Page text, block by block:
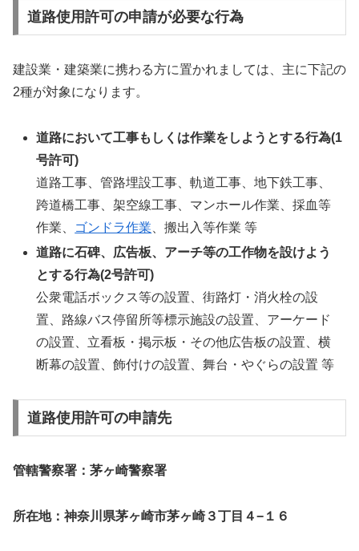
道路使用許可の申請が必要な行為
建設業・建築業に携わる方に置かれましては、主に下記の
2種が対象になります。
道路において工事もしくは作業をしようとする行為(1
号許可)
道路工事、管路埋設工事、軌道工事、地下鉄工事、
跨道橋工事、架空線工事、マンホール作業、採血等
作業、
ゴンドラ作業 、搬出入等作業 等
道路に石碑、広告板、アーチ等の工作物を設けよう
とする行為(2号許可)
公衆電話ボックス等の設置、街路灯・消火栓の設
置、路線バス停留所等標示施設の設置、アーケード
の設置、立看板・掲示板・その他広告板の設置、横
断幕の設置、飾付けの設置、舞台・やぐらの設置 等
道路使用許可の申請先
管轄警察署：茅ヶ崎警察署
所在地：神奈川県茅ヶ崎市茅ヶ崎３丁目４−１６